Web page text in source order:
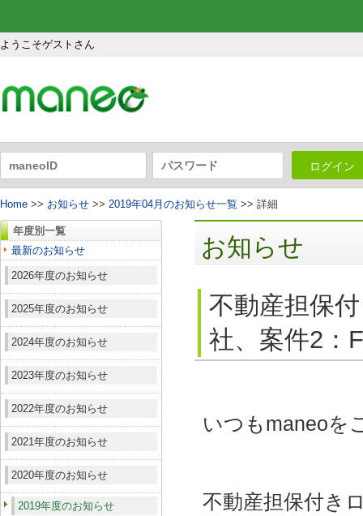
ようこそゲストさん
ログイン
Home >> お知らせ >> 2019年04月のお知らせ一覧 >> 詳細
年度別一覧
最新のお知らせ
2026年度のお知らせ
2025年度のお知らせ
2024年度のお知らせ
2023年度のお知らせ
2022年度のお知らせ
2021年度のお知らせ
2020年度のお知らせ
2019年度のお知らせ
お知らせ
不動産担保
社、案件2：
いつもmaneoを
不動産担保付き